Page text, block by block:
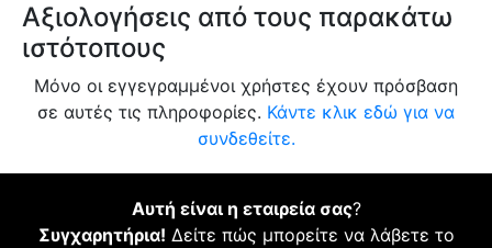
Αξιολογήσεις από τους παρακάτω
ιστότοπους
Μόνο οι εγγεγραμμένοι χρήστες έχουν πρόσβαση
σε αυτές τις πληροφορίες. Κάντε κλικ εδώ για να
συνδεθείτε.
Αυτή είναι η εταιρεία σας?
Συγχαρητήρια! Δείτε πώς μπορείτε να λάβετε το